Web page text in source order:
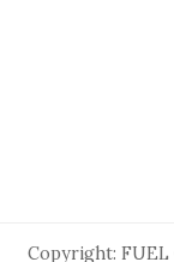
Copyright: FUEL